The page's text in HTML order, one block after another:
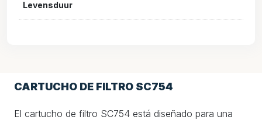
Levensduur
CARTUCHO DE FILTRO SC754
El cartucho de filtro SC754 está diseñado para una